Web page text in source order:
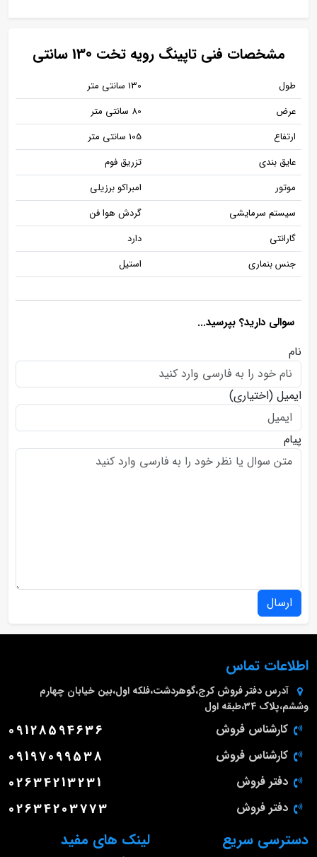
مشخصات فنی تاپینگ رویه تخت 130 سانتی
طول
130 سانتی متر
عرض
80 سانتی متر
ارتفاع
105 سانتی متر
عایق بندی
تزریق فوم
موتور
امبراکو برزیلی
سیستم سرمایشی
گردش هوا فن
گارانتی
دارد
جنس بنماری
استیل
سوالی دارید؟ بپرسید...
نام
ایمیل (اختیاری)
پیام
ارسال
لینک های مفید دسترسی سریع
اطلاعات تماس
آدرس دفتر فروش کرج،گوهردشت،فلکه اول،بین خیابان چهارم
وششم،پلاک 34،طبقه اول
کارشناس فروش 09128594636
کارشناس فروش 09197099538
دفتر فروش 02634213231
دفتر فروش 02634203773